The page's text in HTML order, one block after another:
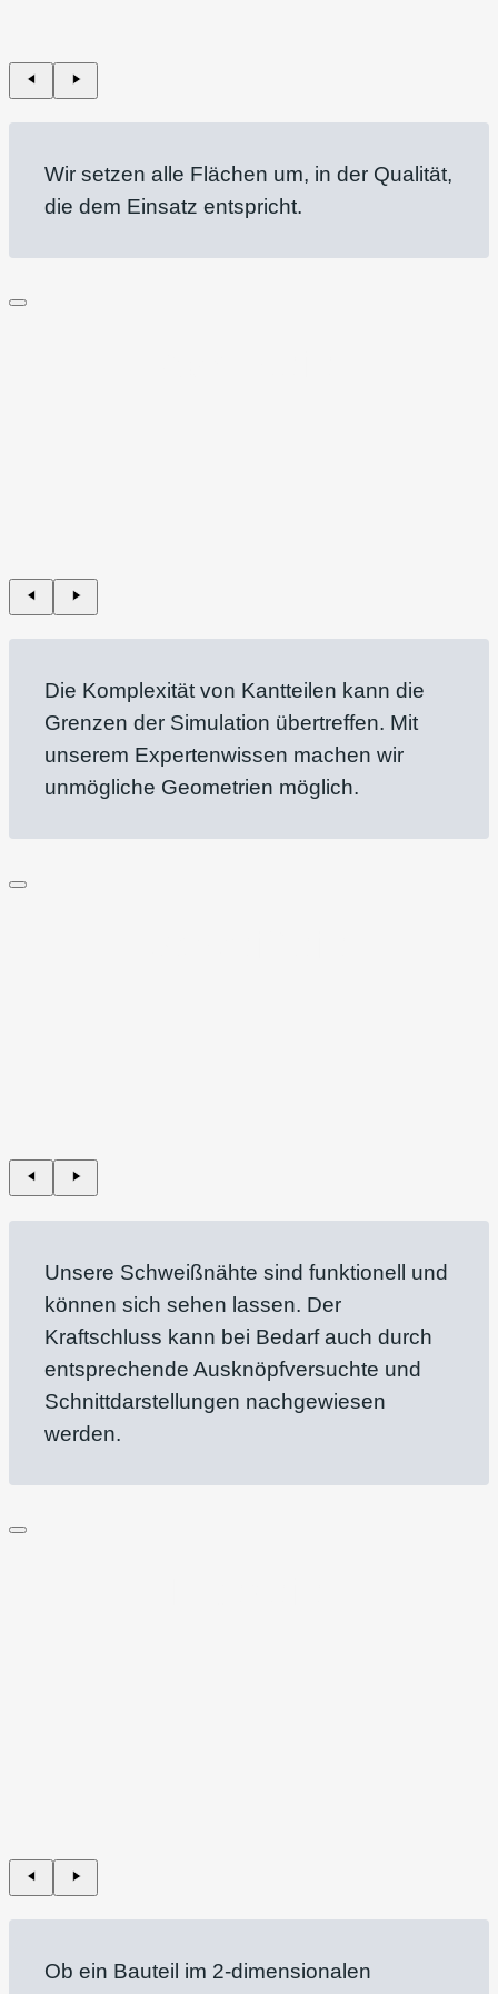
Wir setzen alle Flächen um, in der Qualität,
die dem Einsatz entspricht.
Die Komplexität von Kantteilen kann die
Grenzen der Simulation übertreffen. Mit
unserem Expertenwissen machen wir
unmögliche Geometrien möglich.
Unsere Schweißnähte sind funktionell und
können sich sehen lassen. Der
Kraftschluss kann bei Bedarf auch durch
entsprechende Ausknöpfversuchte und
Schnittdarstellungen nachgewiesen
werden.
Ob ein Bauteil im 2-dimensionalen